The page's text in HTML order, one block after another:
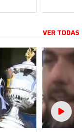
VER TODAS